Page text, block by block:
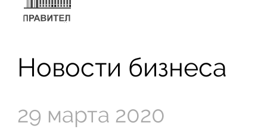
Новости бизнеса
29 марта 2020